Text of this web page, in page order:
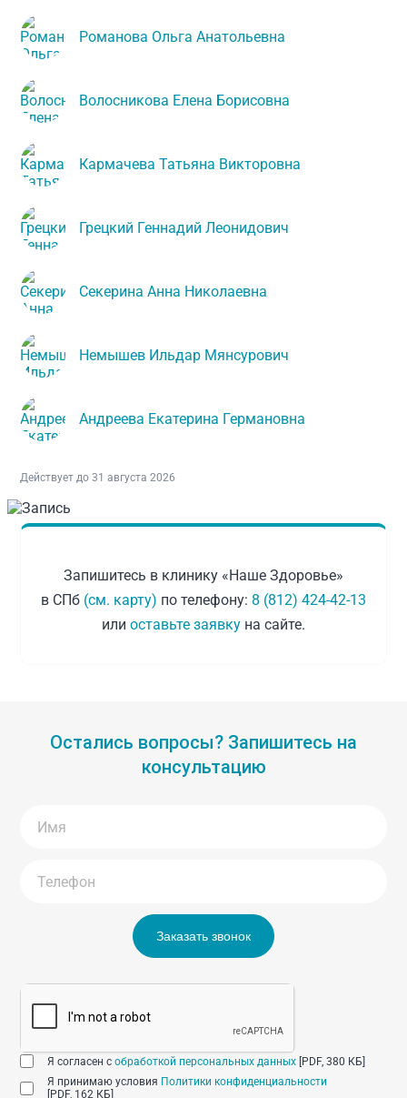
Романова Ольга Анатольевна
Волосникова Елена Борисовна
Кармачева Татьяна Викторовна
Грецкий Геннадий Леонидович
Секерина Анна Николаевна
Немышев Ильдар Мянсурович
Андреева Екатерина Германовна
Действует до 31 августа 2026
Запишитесь в клинику «Наше Здоровье»
в СПб (см. карту) по телефону: 8 (812) 424-42-13
или оставьте заявку на сайте.
Остались вопросы? Запишитесь на
консультацию
Заказать звонок
Я согласен собработкой персональных данных [PDF, 380 КБ]
Я принимаю условия Политики конфиденциальности
[PDF, 162 КБ]